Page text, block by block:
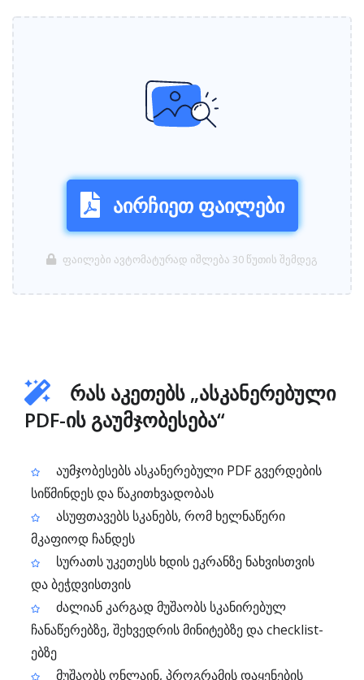
აირჩიეთ ფაილები
ფაილები ავტომატურად იშლება 30 წუთის შემდეგ
რას აკეთებს „ასკანერებული
PDF-ის გაუმჯობესება“
აუმჯობესებს ასკანერებული PDF გვერდების
სიწმინდეს და წაკითხვადობას
ასუფთავებს სკანებს, რომ ხელნაწერი
მკაფიოდ ჩანდეს
სურათს უკეთესს ხდის ეკრანზე ნახვისთვის
და ბეჭდვისთვის
ძალიან კარგად მუშაობს სკანირებულ
ჩანაწერებზე, შეხვედრის მინიტებზე და checklist-
ებზე
მუშაობს ონლაინ, პროგრამის დაყენების